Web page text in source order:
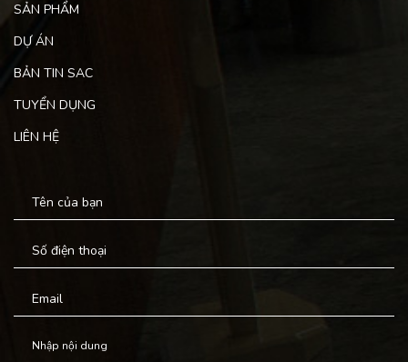
SẢN PHẨM
DỰ ÁN
BẢN TIN SAC
TUYỂN DỤNG
LIÊN HỆ